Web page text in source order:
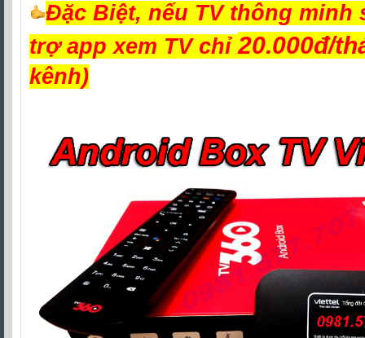
Đặc Biệt, nếu TV thông minh
trợ app xem TV chỉ20.000đ/
kênh)